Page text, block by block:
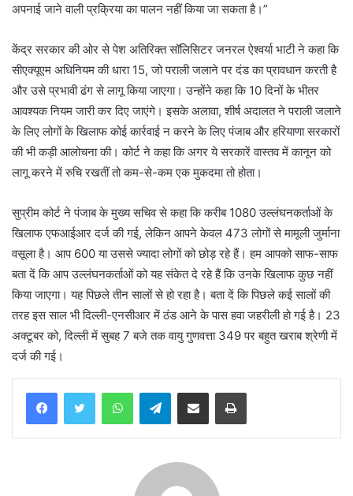
अपनाई जाने वाली प्रक्रिया का पालन नहीं किया जा सकता है।”
केंद्र सरकार की ओर से पेश अतिरिक्त सॉलिसिटर जनरल ऐश्वर्या भाटी ने कहा कि
सीएक्यूएम अधिनियम की धारा 15, जो पराली जलाने पर दंड का प्रावधान करती है
और उसे प्रभावी ढंग से लागू किया जाएगा। उन्होंने कहा कि 10 दिनों के भीतर
आवश्यक नियम जारी कर दिए जाएंगे। इसके अलावा, शीर्ष अदालत ने पराली जलाने
के लिए लोगों के खिलाफ कोई कार्रवाई न करने के लिए पंजाब और हरियाणा सरकारों
की भी कड़ी आलोचना की। कोर्ट ने कहा कि अगर ये सरकारें वास्तव में कानून को
लागू करने में रुचि रखतीं तो कम-से-कम एक मुकदमा तो होता।
सुप्रीम कोर्ट ने पंजाब के मुख्य सचिव से कहा कि करीब 1080 उल्लंघनकर्ताओं के
खिलाफ एफआईआर दर्ज की गई, लेकिन आपने केवल 473 लोगों से मामूली जुर्माना
वसूला है। आप 600 या उससे ज्यादा लोगों को छोड़ रहे हैं। हम आपको साफ-साफ
बता दें कि आप उल्लंघनकर्ताओं को यह संकेत दे रहे हैं कि उनके खिलाफ कुछ नहीं
किया जाएगा। यह पिछले तीन सालों से हो रहा है। बता दें कि पिछले कई सालों की
तरह इस साल भी दिल्ली-एनसीआर में ठंड आने के पास हवा जहरीली हो गई है। 23
अक्टूबर को, दिल्ली में सुबह 7 बजे तक वायु गुणवत्ता 349 पर बहुत खराब श्रेणी में
दर्ज की गई।
WhatsAppTelegramShare via Email Print